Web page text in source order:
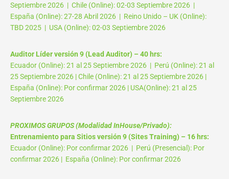
Septiembre 2026 | Chile (Online): 02-03 Septiembre 2026 |
España (Online): 27-28 Abril 2026 | Reino Unido – UK (Online):
TBD 2025 | USA (Online): 02-03 Septiembre 2026
Auditor Líder versión 9 (Lead Auditor) – 40 hrs:
Ecuador (Online): 21 al 25 Septiembre 2026 | Perú (Online): 21 al
25 Septiembre 2026 | Chile (Online): 21 al 25 Septiembre 2026 |
España (Online): Por confirmar 2026 | USA(Online): 21 al 25
Septiembre 2026
PROXIMOS GRUPOS (Modalidad InHouse/Privado):
Entrenamiento para Sitios versión 9 (Sites Training) – 16 hrs:
Ecuador (Online): Por confirmar 2026 | Perú (Presencial): Por
confirmar 2026 | España (Online): Por confirmar 2026